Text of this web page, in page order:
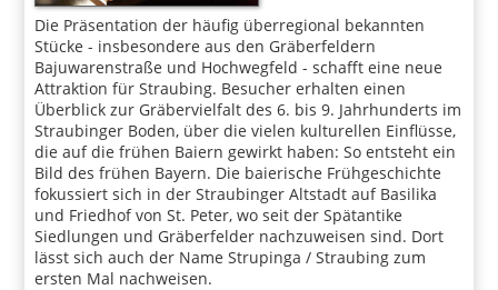
Die Präsentation der häufig überregional bekannten
Stücke - insbesondere aus den Gräberfeldern
Bajuwarenstraße und Hochwegfeld - schafft eine neue
Attraktion für Straubing. Besucher erhalten einen
Überblick zur Gräbervielfalt des 6. bis 9. Jahrhunderts im
Straubinger Boden, über die vielen kulturellen Einflüsse,
die auf die frühen Baiern gewirkt haben: So entsteht ein
Bild des frühen Bayern. Die baierische Frühgeschichte
fokussiert sich in der Straubinger Altstadt auf Basilika
und Friedhof von St. Peter, wo seit der Spätantike
Siedlungen und Gräberfelder nachzuweisen sind. Dort
lässt sich auch der Name Strupinga / Straubing zum
ersten Mal nachweisen.